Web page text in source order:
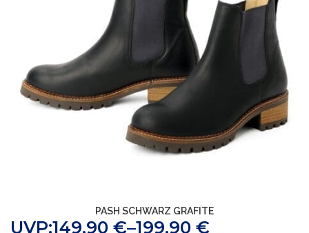
PASH SCHWARZ GRAFITE
UVP:149,90 €–199,90 €